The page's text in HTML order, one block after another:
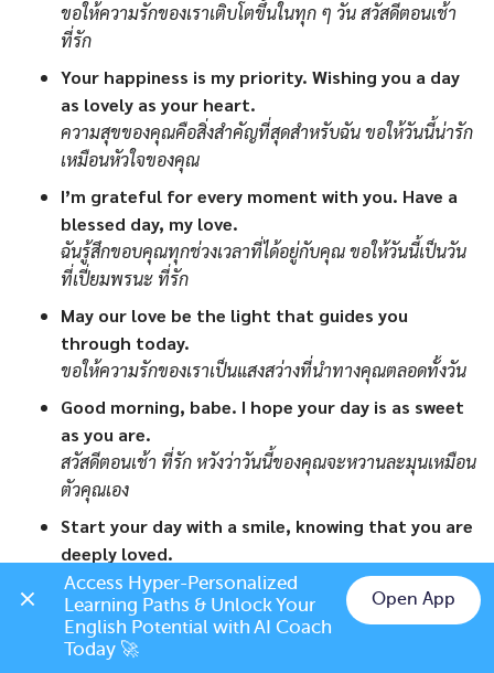
ขอให้ความรักของเราเติบโตขึ้นในทุก ๆ วัน สวัสดีตอนเช้า
ที่รัก
Your happiness is my priority. Wishing you a day
as lovely as your heart.
ความสุขของคุณคือสิ่งสำคัญที่สุดสำหรับฉัน ขอให้วันนี้น่ารัก
เหมือนหัวใจของคุณ
I’m grateful for every moment with you. Have a
blessed day, my love.
ฉันรู้สึกขอบคุณทุกช่วงเวลาที่ได้อยู่กับคุณ ขอให้วันนี้เป็นวัน
ที่เปี่ยมพรนะ ที่รัก
May our love be the light that guides you
through today.
ขอให้ความรักของเราเป็นแสงสว่างที่นำทางคุณตลอดทั้งวัน
Good morning, babe. I hope your day is as sweet
as you are.
สวัสดีตอนเช้า ที่รัก หวังว่าวันนี้ของคุณจะหวานละมุนเหมือน
ตัวคุณเอง
Start your day with a smile, knowing that you are
deeply loved.
เริ่มต้นวันด้วยรอยยิ้ม พร้อมกับรู้ไว้ว่าคุณถูกรักอย่างสุดหัวใจ
Sending you my warmest wishes for a day filled
with success and joy.
Chat on LINE
Access Hyper-Personalized
Learning Paths & Unlock Your
English Potential with AI Coach
Today 🚀
Open App